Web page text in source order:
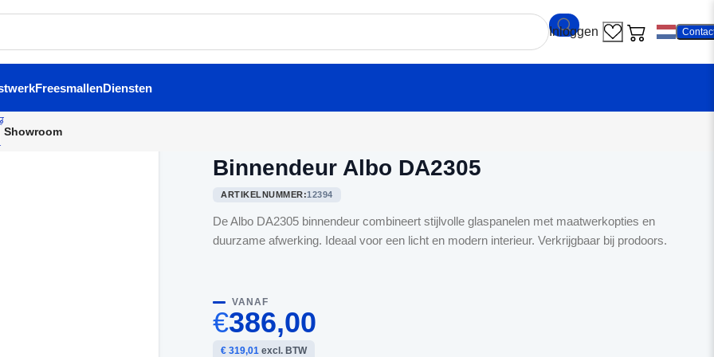
FreesmallenDiensten
Showroom
Binnendeur Albo DA2305
ARTIKELNUMMER:12394
De Albo DA2305 binnendeur combineert stijlvolle glaspanelen met maatwerkopties en
duurzame afwerking. Ideaal voor een licht en modern interieur. Verkrijgbaar bij prodoors.
VANAF
€386,00
€ 319,01 excl. BTW